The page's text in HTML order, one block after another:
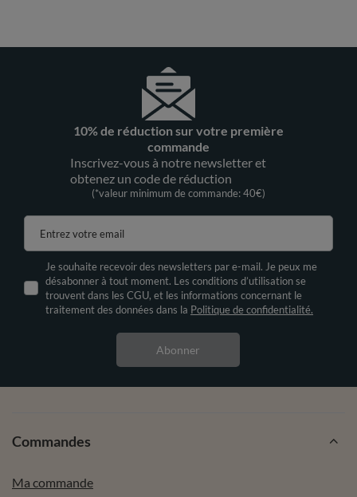
10% de réduction sur votre première
commande
Inscrivez-vous à notre newsletter et
obtenez un code de réduction
(*valeur minimum de commande: 40€)
Entrez votre email
Je souhaite recevoir des newsletters par e-mail. Je peux me
désabonner à tout moment. Les conditions d’utilisation se
trouvent dans les CGU, et les informations concernant le
traitement des données dans la Politique de confidentialité.
Abonner
Commandes
Ma commande